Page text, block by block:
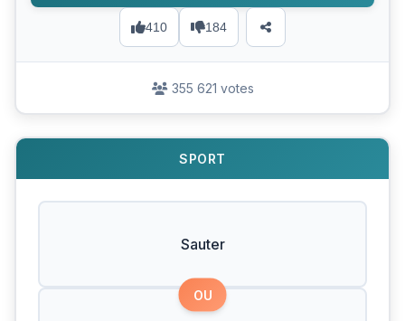
410 184
355 621 votes
SPORT
Sauter
OU